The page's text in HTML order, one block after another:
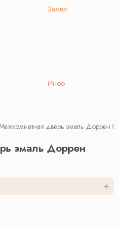
Замер
Инфо
дверь эмаль Доррен
эмаль Доррен